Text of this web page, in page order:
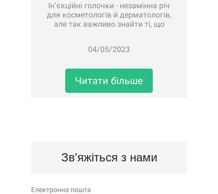
Інʼєкційні голочки - незамінна річ
для косметологів й дерматологів,
але так важливо знайти ті, що
дозволяє обрати варіант, що
голка ін'єкційна BD Microl..
04/05/2023
Читати більше
Зв'яжіться з нами
Електронна пошта